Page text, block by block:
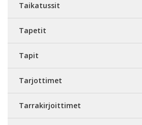
Taikatussit
Tapetit
Tapit
Tarjottimet
Tarrakirjoittimet